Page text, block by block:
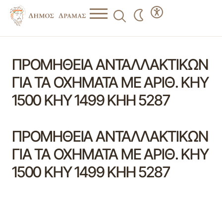
ΠΡΟΜΗΘΕΙΑ ΑΝΤΑΛΛΑΚΤΙΚΩΝ
ΓΙΑ ΤΑ ΟΧΗΜΑΤΑ ΜΕ ΑΡΙΘ. ΚΗΥ
1500 ΚΗΥ 1499 ΚΗΗ 5287
ΠΡΟΜΗΘΕΙΑ ΑΝΤΑΛΛΑΚΤΙΚΩΝ
ΓΙΑ ΤΑ ΟΧΗΜΑΤΑ ΜΕ ΑΡΙΘ. ΚΗΥ
1500 ΚΗΥ 1499 ΚΗΗ 5287